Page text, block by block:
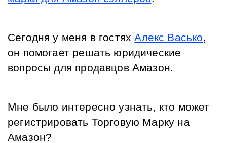
Сегодня у меня в гостях Алекс Васько,
он помогает решать юридические
вопросы для продавцов Амазон.
Мне было интересно узнать, кто может
регистрировать Торговую Марку на
Амазон?